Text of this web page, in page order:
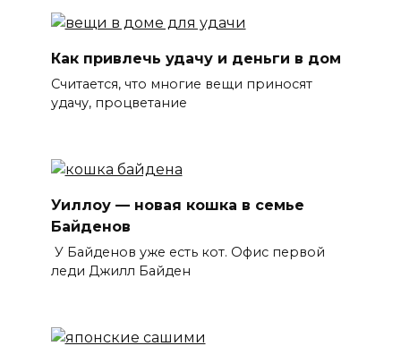
Как привлечь удачу и деньги в дом
Считается, что многие вещи приносят
удачу, процветание
Уиллоу — новая кошка в семье
Байденов
У Байденов уже есть кот. Офис первой
леди Джилл Байден